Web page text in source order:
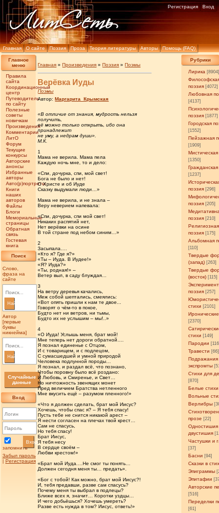
Главная О сайте Поэзия Проза Теория литературы Авторы Помощь (FAQ)
Регистрация Вход
Главное
меню
Правила
сайта
Координационный
центр
Путеводитель
по сайту
Полезные
советы
новичкам
Произведения
Комментарии
ЛитО
Форум
Текущие
конкурсы
Авторские
анонсы
Избранные
авторы
Авто(р)портреты
Книги
наших
авторов
Файлы
Блоги
Мемориальные
страницы
Обратная
связь
Гостевая
книга
Поиск
Слово,
фраза на
сайте
Найти
Автор
[первые
буквы
никнейма]
Найти
Случайные
данные
Вход
запомнить
Вход
Забыл пароль
| Регистрация
Рубрики
Лирика
поэзия [4072]
Любовная
[4137]
поэзия [1877]
Городская
[1552]
Пейзажная
[1909]
Мистическая
[1350]
Гражданская
[1237]
поэзия [296]
поэзия [205]
поэзия [210]
Религиозная
поэзия [175]
Альбомная
[110]
Твердые
(запад) [263]
Твердые
(восток) [115]
поэзия [257]
стихи [2101]
[2370]
стихи [149]
Пародии
Травести [66]
Подражания
экспромты
Стихи для
[870]
Белые стихи
Вольные
Верлибры
прозе [22]
Одностишия
двустишия
Частушки и
[37]
Басни [94]
Сказки в
Эпиграммы
Эпитафии
Авторские
[516]
Переделки
[61]
Главная »Произведения »Поэзия »Поэмы
Верёвка Иуды
Поэмы
Автор:Маргарита_Крымская
«В отличие от знания, мудрость нельзя
получить,
её можно только открыть, ибо она
принадлежит
не уму, а недрам души».
М.К.
1
Мама не верила. Мама пела
Каждую ночь мне, то и дело:
«Спи, дочурка, спи, мой свет!
Бога не было и нет!
О Христе и об Иуде
Сказку выдумали люди…»
Мама не верила, и не знала –
Веру неверием напевала:
«Спи, дочурка, спи мой свет!
Никаких распятий нет,
Нет верёвки на осине
В той стране под небом синим…»
2
Засыпала….
«Кто я? Где я?»
«Ты – Иуда. В Иудее!»
«Я? Иуда?»
«Ты, родная!» –
Ветер выл, в саду блуждая…
3
На ветру деревья качались,
Меж собой шептались, смеялись:
«Вот опять пришли к нам те двое...
Говорят о чём-то в покое,
Будто нет ни ветров, ни тьмы,
Будто их не услышим – мы!..»
4
«О Иуда! Услышь меня, брат мой!
Мне теперь нет дороги обратной….
Я познал единенье с Отцом,
И с товарищем, и с подлецом,
С сумасшедшей и умной природой
Человека подлунной породы…
Я познал, и раздал всё, что познано,
Чтобы поровну было всё роздано:
И Любовь, и Смиренье, и Свет…
Но ничтожность звенящих монет
Пред величием Братства нетленного
Мне вкусить ещё – разумом пленного!»
«Что я должен сделать, брат мой Иисус?
Хочешь, чтобы спас я? – Я тебя спасу!
Пусть тебе не снится никакой арест –
Я нести согласен на плечах твой крест…
Сам не спасусь,
Но тебя спасу!
Брат Иисус,
Я тебя несу
В сердце своём –
Любви крестом!»
«Брат мой Иуда.…Не смог ты понять…
Должен сегодня меня ты… предать».
«Бог с тобой! Как можно, брат мой Иисус?!
И, тебя предавши, разве сам спасусь?
Почему меня ты выбрал в подлецы?
Ближе всех я, значит… Коротки уздцы…
И чего добьёшься? Хочешь умереть?
Разве есть нужда в том? Иисус, ответь!»